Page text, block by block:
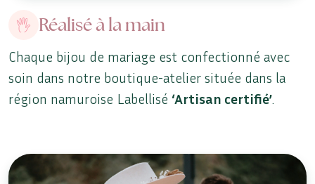
Réalisé à la main
Chaque bijou de mariage est confectionné avec
soin dans notre boutique-atelier située dans la
région namuroise Labellisé ‘Artisan certifié’